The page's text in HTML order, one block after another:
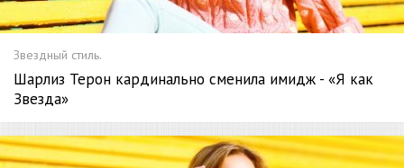
Звездный стиль.
Шарлиз Терон кардинально сменила имидж - «Я как
Звезда»